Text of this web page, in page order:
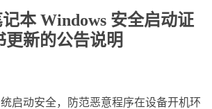
本 Windows 安全启动证
更新的公告说明
启动安全，防范恶意程序在设备开机环